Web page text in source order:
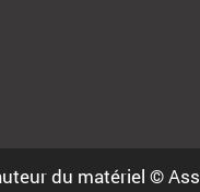
du matériel ©